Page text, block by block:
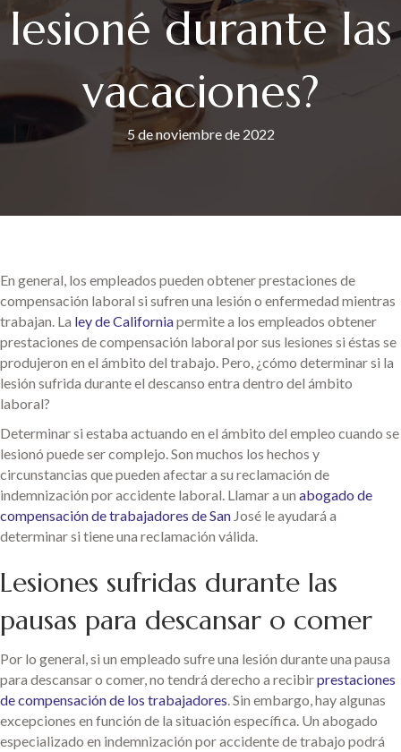
lesioné durante las
vacaciones?
5 de noviembre de 2022
En general, los empleados pueden obtener prestaciones de
compensación laboral si sufren una lesión o enfermedad mientras
trabajan. La ley de Californiapermite a los empleados obtener
prestaciones de compensación laboral por sus lesiones si éstas se
produjeron en el ámbito del trabajo. Pero, ¿cómo determinar si la
lesión sufrida durante el descanso entra dentro del ámbito
laboral?
Determinar si estaba actuando en el ámbito del empleo cuando se
lesionó puede ser complejo. Son muchos los hechos y
circunstancias que pueden afectar a su reclamación de
indemnización por accidente laboral. Llamar a un abogado de
compensación de trabajadores de San José le ayudará a
determinar si tiene una reclamación válida.
Lesiones sufridas durante las
pausas para descansar o comer
Por lo general, si un empleado sufre una lesión durante una pausa
para descansar o comer, no tendrá derecho a recibirprestaciones
de compensación de los trabajadores. Sin embargo, hay algunas
excepciones en función de la situación específica. Un abogado
especializado en indemnización por accidente de trabajo podrá